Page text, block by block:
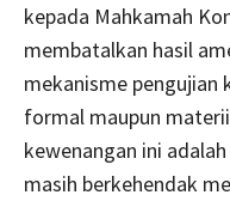
kepada Mahkamah
membatalkan hasil
mekanisme pengujian
formal maupun
kewenangan ini
masih berkehendak